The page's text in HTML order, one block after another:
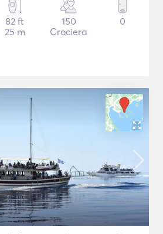
82 ft
25 m
150
Crociera
0